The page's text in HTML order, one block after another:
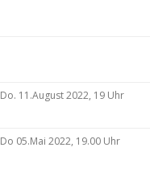
Do. 11.August 2022, 19 Uhr
Do 05.Mai 2022, 19.00 Uhr